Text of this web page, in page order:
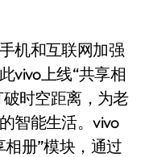
机和互联网加强
vivo上线“共享相
时空距离，为老
智能生活。vivo
册”模块，通过